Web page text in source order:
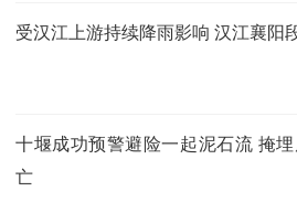
受汉江上游持续降雨影响 汉江襄阳
十堰成功预警避险一起泥石流 掩
亡